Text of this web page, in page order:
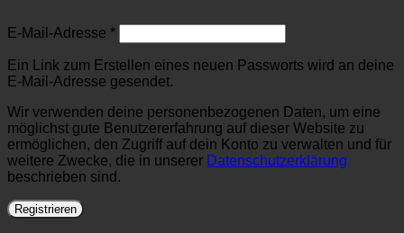
E-Mail-Adresse *Erforderlich
Ein Link zum Erstellen eines neuen Passworts wird an deine
E-Mail-Adresse gesendet.
Wir verwenden deine personenbezogenen Daten, um eine
möglichst gute Benutzererfahrung auf dieser Website zu
ermöglichen, den Zugriff auf dein Konto zu verwalten und für
weitere Zwecke, die in unserer Datenschutzerklärung
beschrieben sind.
Registrieren